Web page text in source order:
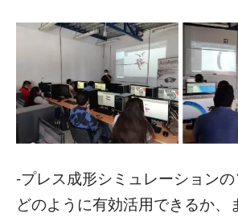
-プレス成形シミュレーション
どのように有効活用できるか、